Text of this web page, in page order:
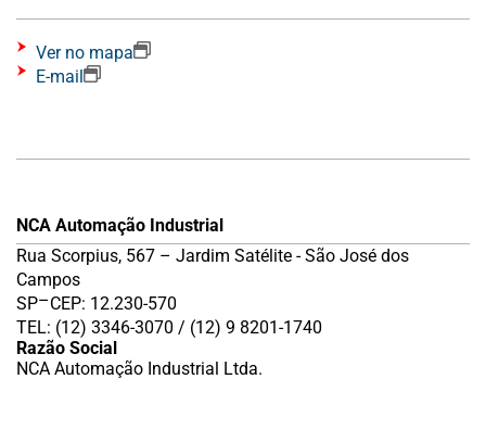
Ver no mapa
E-mail
NCA Automação Industrial
Rua Scorpius, 567 – Jardim Satélite - São José dos
Campos
SP–CEP: 12.230-570
TEL: (12) 3346-3070 / (12) 9 8201-1740
Razão Social
NCA Automação Industrial Ltda.